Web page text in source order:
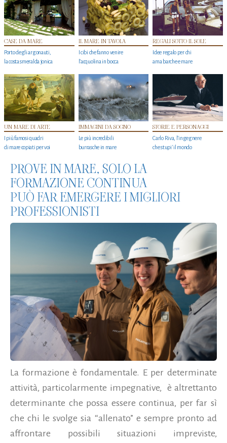
CASE DA MARE
Porto degli argonauti,
la costa smeralda jonica
IL MARE IN TAVOLA
I cibi che fanno venire
l’acquolina in bocca
REGALI SOTTO IL SOLE
Idee regalo per chi
ama barche e mare
UN MARE DI ARTE
I più famosi quadri
di mare copiati per voi
IMMAGINI DA SOGNO
Le più incredibili
burrasche in mare
STORIE E PERSONAGGI
Carlo Riva, l’ingegnere
che stupi' il mondo
PROVE IN MARE, SOLO LA
FORMAZIONE CONTINUA
PUÒ FAR EMERGERE I MIGLIORI
PROFESSIONISTI
La formazione è fondamentale. E per determinate
attività, particolarmente impegnative, è altrettanto
determinante che possa essere continua, per far sì
che chi le svolge sia “allenato” e sempre pronto ad
affrontare possibili situazioni impreviste,